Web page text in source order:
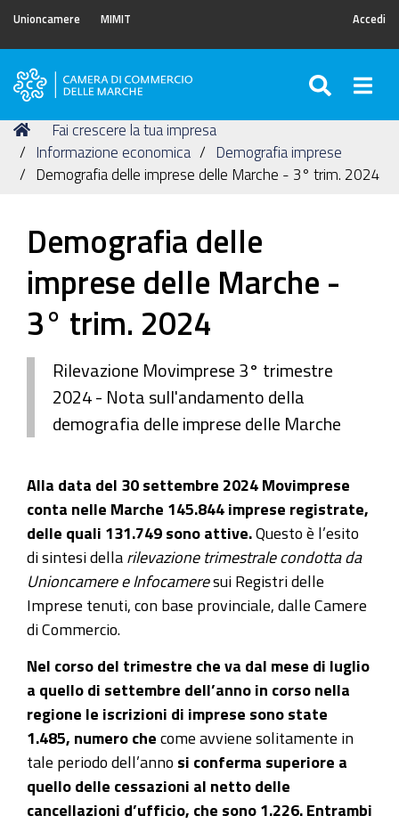
Unioncamere MIMIT Accedi
Camera
Commercio
delle
Marche
Tu
sei
qui:
Home
Fai crescere la tua impresa
Informazione economica
Demografia imprese
Demografia delle imprese delle Marche - 3° trim. 2024
Demografia delle
imprese delle Marche -
3° trim. 2024
Rilevazione Movimprese 3° trimestre
2024 - Nota sull'andamento della
demografia delle imprese delle Marche
Alla data del 30 settembre 2024 Movimprese
conta nelle Marche 145.844 imprese registrate,
delle quali 131.749 sono attive. Questo è l’esito
di sintesi della rilevazione trimestrale condotta da
Unioncamere e Infocameresui Registri delle
Imprese tenuti, con base provinciale, dalle Camere
di Commercio.
Nel corso del trimestre che va dal mese di luglio
a quello di settembre dell’anno in corso nella
regione le iscrizioni di imprese sono state
1.485, numero che come avviene solitamente in
tale periodo dell’anno si conferma superiore a
quello delle cessazioni al netto delle
cancellazioni d’ufficio, che sono 1.226. Entrambi